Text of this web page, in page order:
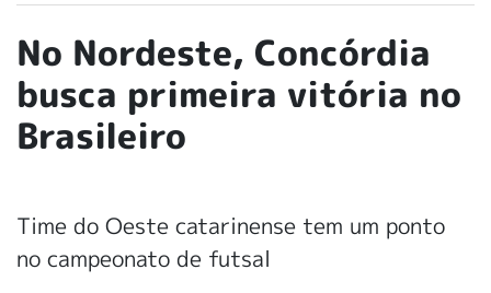
No Nordeste, Concórdia
busca primeira vitória no
Brasileiro
Time do Oeste catarinense tem um ponto
no campeonato de futsal